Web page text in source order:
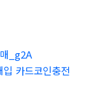
_g2A
카드코인충전